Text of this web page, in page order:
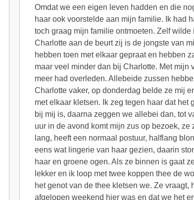
Omdat we een eigen leven hadden en die
haar ook voorstelde aan mijn familie. Ik had
toch graag mijn familie ontmoeten. Zelf
Charlotte aan de beurt zij is de jongste van
hebben toen met elkaar gepraat en hebben
maar veel minder dan bij Charlotte. Met
meer had overleden. Allebeide zussen
Charlotte vaker, op donderdag belde ze mij
met elkaar kletsen. Ik zeg tegen haar dat
bij mij is, daarna zeggen we allebei dan, tot
uur in de avond komt mijn zus op bezoek,
lang, heeft een normaal postuur, halflang
eens wat lingerie van haar gezien, daarin
haar en groene ogen. Als ze binnen is gaat
lekker en ik loop met twee koppen thee de
het genot van de thee kletsen we. Ze
afgelopen weekend hier was en dat we het